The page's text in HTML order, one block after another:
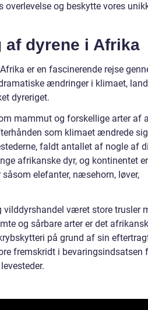
overlevelse og beskytte vores
dyrene i Afrika
er en fascinerende rejse
ændringer i klimaet,
dyreriget.
mammut og forskellige arter af
som klimaet ændrede
faldt antallet af nogle af
afrikanske dyr, og kontinentet
elefanter, næsehorn, løver,
været store trusler
og sårbare arter er det
på grund af sin
fremskridt i bevaringsindsatsen